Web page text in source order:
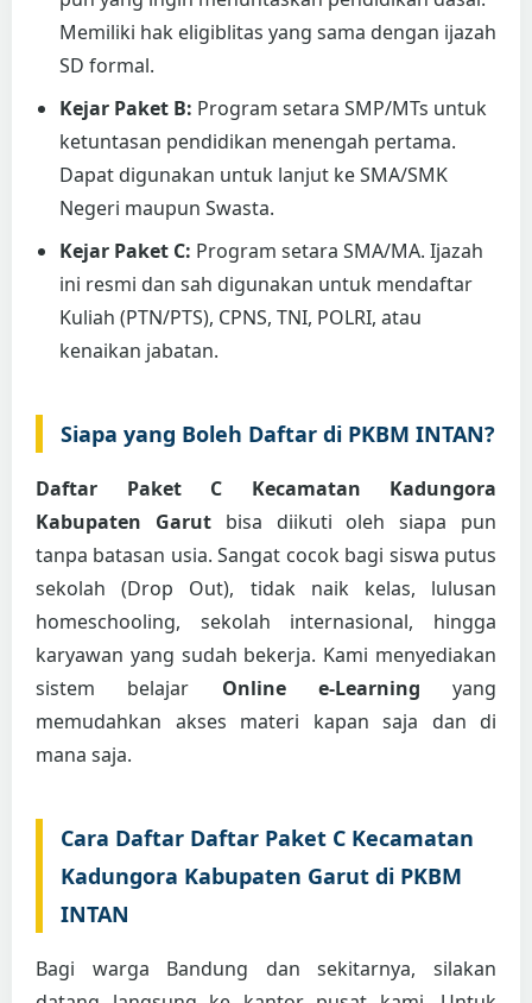
Memiliki hak eligiblitas yang sama dengan ijazah
SD formal.
Kejar Paket B: Program setara SMP/MTs untuk
ketuntasan pendidikan menengah pertama.
Dapat digunakan untuk lanjut ke SMA/SMK
Negeri maupun Swasta.
Kejar Paket C: Program setara SMA/MA. Ijazah
ini resmi dan sah digunakan untuk mendaftar
Kuliah (PTN/PTS), CPNS, TNI, POLRI, atau
kenaikan jabatan.
Siapa yang Boleh Daftar di PKBM INTAN?
Daftar Paket C Kecamatan Kadungora
Kabupaten Garutbisa diikuti oleh siapa pun
tanpa batasan usia. Sangat cocok bagi siswa putus
sekolah (Drop Out), tidak naik kelas, lulusan
homeschooling, sekolah internasional, hingga
karyawan yang sudah bekerja. Kami menyediakan
sistem belajar Online e-Learning yang
memudahkan akses materi kapan saja dan di
mana saja.
Cara Daftar Daftar Paket C Kecamatan
Kadungora Kabupaten Garut di PKBM
INTAN
Bagi warga Bandung dan sekitarnya, silakan